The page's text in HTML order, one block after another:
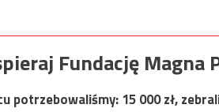
Fundację Magna
potrzebowaliśmy:15 000zł,